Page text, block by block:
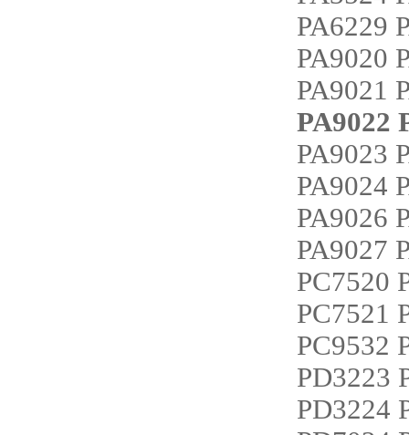
PA6229
PA9020
PA9021
PA9022
PA9023
PA9024
PA9026
PA9027
PC7520
PC7521
PC9532
PD3224